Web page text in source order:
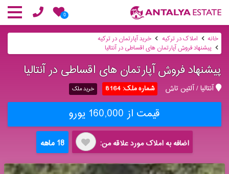
0
خانه املاک در ترکیه
خرید آپارتمان در ترکیه
پیشنهاد فروش آپارتمان های اقساطی در آنتالیا
پیشنهاد فروش آپارتمان های اقساطی در آنتالیا
آنتالیا / آلتین تاش شماره ملک: 8164 خرید ملک
قیمت از 160,000 یورو
اضافه به املاک مورد علاقه من: 18 ماهه